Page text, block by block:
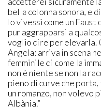
bella colonna sonora, e
lo vivessi come un Faust
pur aggrapparsi a
voglio dire per elevarla.
Angela: arriva in scena
femminile di come la
non è niente se non la
pieno di curve che
un romanzo, non volevo
Albània.”